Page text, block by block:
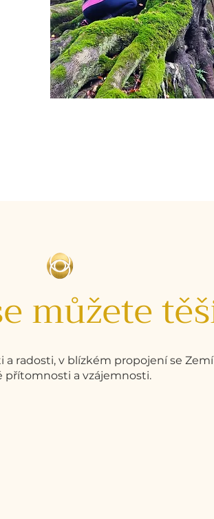
i
můžete
radosti, v blízkém propojení se Zemí
přítomnosti a vzájemnosti.